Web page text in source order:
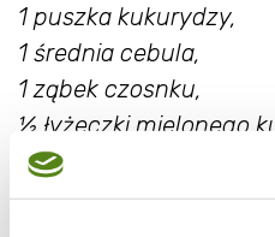
1 puszka kukurydzy,
1 średnia cebula,
1 ząbek czosnku,
½ łyżeczki mielonego
½ łyżeczki mielonej
szczypta soli,